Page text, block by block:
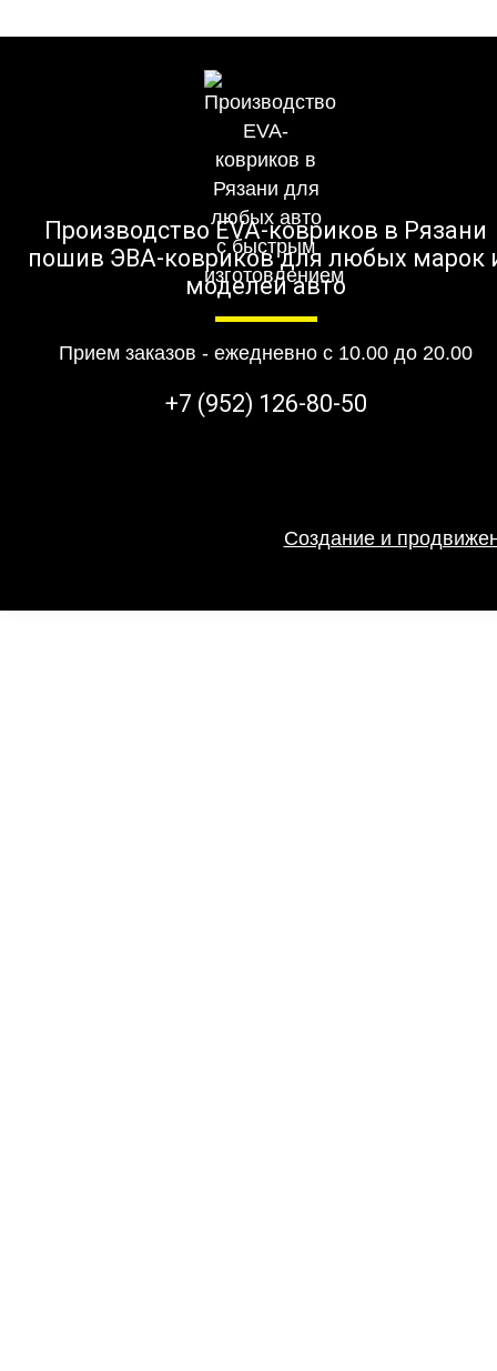
Производство EVA-ковриков в Рязани
пошив ЭВА-ковриков для любых марок
моделей авто
Прием заказов - ежедневно с 10.00 до 20.00
+7 (952) 126-80-50
Создание и